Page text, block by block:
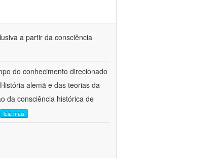
a partir da consciência
do conhecimento direcionado
alemã e das teorias da
da consciência histórica de
leia mais